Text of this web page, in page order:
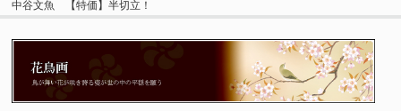
中谷文魚 【特価】半切立！